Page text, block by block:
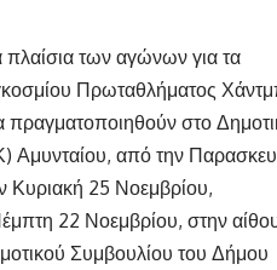
πλαίσια των αγώνων για τα
Πρωταθλήματος
στο
Αμυνταίου, από την
Κυριακή 25 Νοεμβρίου,
22 Νοεμβρίου, στην
Συμβουλίου του Δήμου